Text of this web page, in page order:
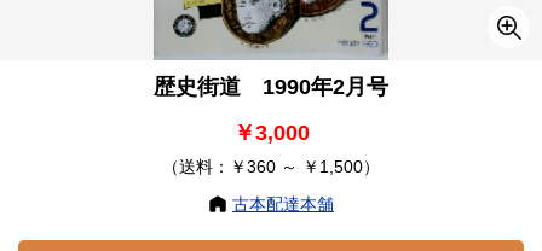
歴史街道 1990年2月号
￥3,000
（送料：￥360 ～ ￥1,500）
古本配達本舗